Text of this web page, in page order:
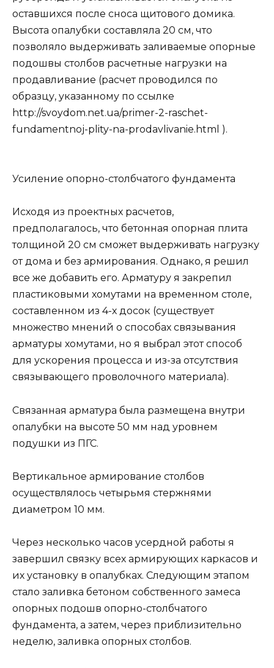
оставшихся после сноса щитового домика.
Высота опалубки составляла 20 см, что
позволяло выдерживать заливаемые опорные
подошвы столбов расчетные нагрузки на
продавливание (расчет проводился по
образцу, указанному по ссылке
http://svoydom.net.ua/primer-2-raschet-
fundamentnoj-plity-na-prodavlivanie.html ).
Усиление опорно-столбчатого фундамента
Исходя из проектных расчетов,
предполагалось, что бетонная опорная плита
толщиной 20 см сможет выдерживать нагрузку
от дома и без армирования. Однако, я решил
все же добавить его. Арматуру я закрепил
пластиковыми хомутами на временном столе,
составленном из 4-х досок (существует
множество мнений о способах связывания
арматуры хомутами, но я выбрал этот способ
для ускорения процесса и из-за отсутствия
связывающего проволочного материала).
Связанная арматура была размещена внутри
опалубки на высоте 50 мм над уровнем
подушки из ПГС.
Вертикальное армирование столбов
осуществлялось четырьмя стержнями
диаметром 10 мм.
Через несколько часов усердной работы я
завершил связку всех армирующих каркасов и
их установку в опалубках. Следующим этапом
стало заливка бетоном собственного замеса
опорных подошв опорно-столбчатого
фундамента, а затем, через приблизительно
неделю, заливка опорных столбов.